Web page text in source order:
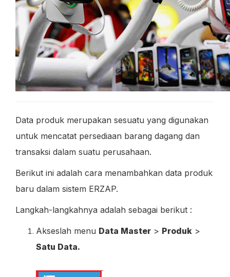
Data produk merupakan sesuatu yang digunakan
untuk mencatat persediaan barang dagang dan
transaksi dalam suatu perusahaan.
Berikut ini adalah cara menambahkan data produk
baru dalam sistem ERZAP.
Langkah-langkahnya adalah sebagai berikut :
Akseslah menu Data Master > Produk >
Satu Data.